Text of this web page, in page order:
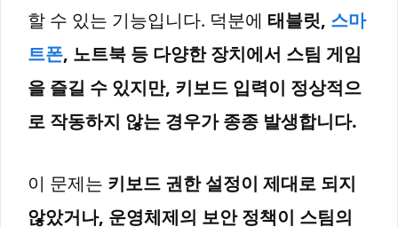
할 수 있는 기능입니다. 덕분에 태블릿, 스마
트폰, 노트북 등 다양한 장치에서 스팀 게임
을 즐길 수 있지만, 키보드 입력이 정상적으
로 작동하지 않는 경우가 종종 발생합니다.
이 문제는 키보드 권한 설정이 제대로 되지
않았거나, 운영체제의 보안 정책이 스팀의